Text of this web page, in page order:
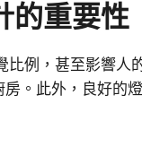
的重要性
例，甚至影響
。此外，良好的